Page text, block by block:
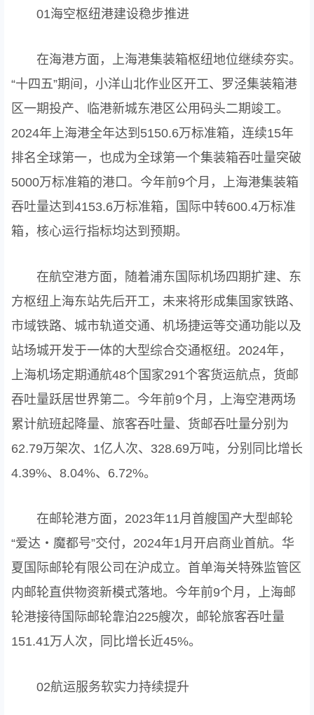
01海空枢纽港建设稳步推进
在海港方面，上海港集装箱枢纽地位继续夯实。
“十四五”期间，小洋山北作业区开工、罗泾集装箱港
区一期投产、临港新城东港区公用码头二期竣工。
2024年上海港全年达到5150.6万标准箱，连续15年
排名全球第一，也成为全球第一个集装箱吞吐量突破
5000万标准箱的港口。今年前9个月，上海港集装箱
吞吐量达到4153.6万标准箱，国际中转600.4万标准
箱，核心运行指标均达到预期。
在航空港方面，随着浦东国际机场四期扩建、东
方枢纽上海东站先后开工，未来将形成集国家铁路、
市域铁路、城市轨道交通、机场捷运等交通功能以及
站场城开发于一体的大型综合交通枢纽。2024年，
上海机场定期通航48个国家291个客货运航点，货邮
吞吐量跃居世界第二。今年前9个月，上海空港两场
累计航班起降量、旅客吞吐量、货邮吞吐量分别为
62.79万架次、1亿人次、328.69万吨，分别同比增长
4.39%、8.04%、6.72%。
在邮轮港方面，2023年11月首艘国产大型邮轮
“爱达・魔都号”交付，2024年1月开启商业首航。华
夏国际邮轮有限公司在沪成立。首单海关特殊监管区
内邮轮直供物资新模式落地。今年前9个月，上海邮
轮港接待国际邮轮靠泊225艘次，邮轮旅客吞吐量
151.41万人次，同比增长近45%。
02航运服务软实力持续提升